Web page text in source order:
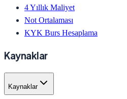
4 Yıllık Maliyet
Not Ortalaması
KYK Burs Hesaplama
Kaynaklar
Kaynaklar